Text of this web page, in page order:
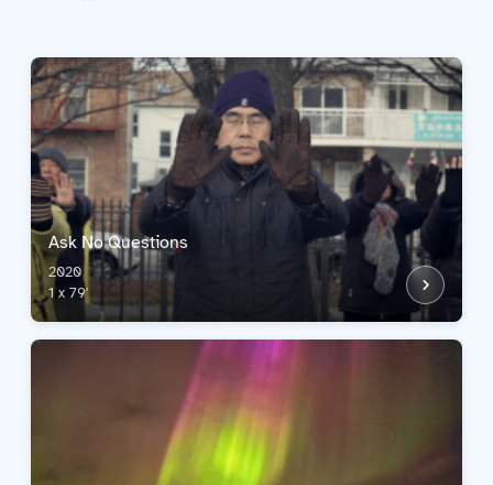
Ask No Questions
2020
1 x 79'